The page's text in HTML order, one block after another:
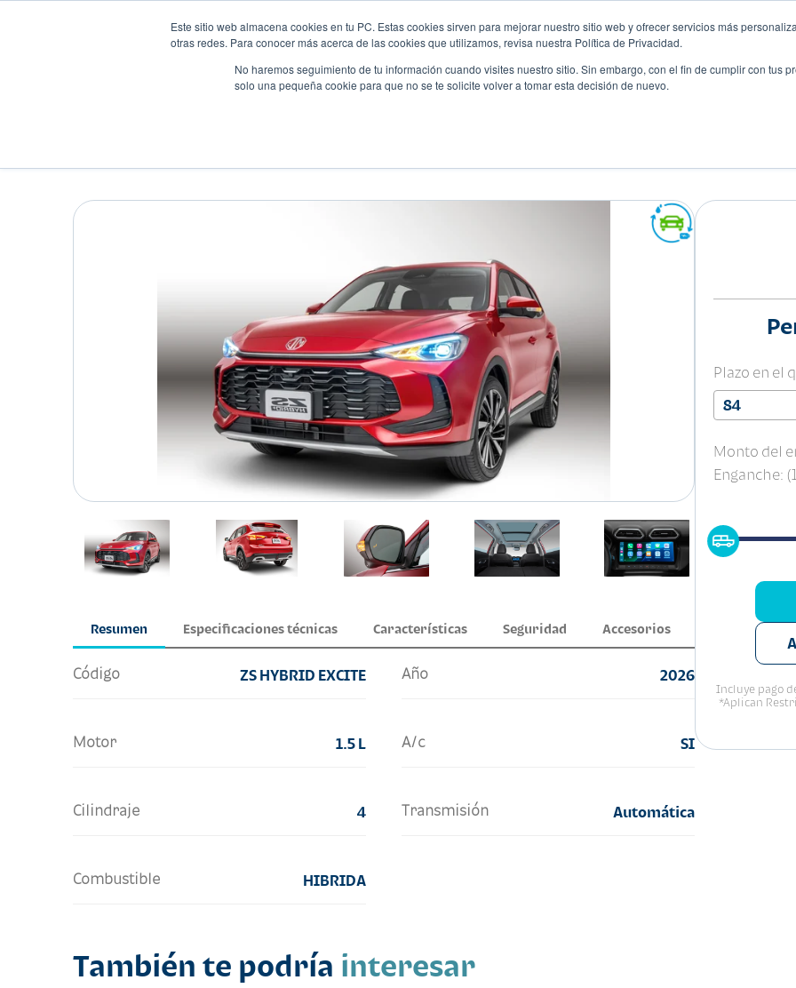
Este sitio web almacena cookies en tu PC. Estas cookies sirven para mejorar nuestro sitio web y ofrecer servicios más
otras redes. Para conocer más acerca de las cookies que utilizamos, revisa nuestra Política de Privacidad.
No haremos seguimiento de tu información cuando visites nuestro sitio. Sin embargo, con el fin de cumplir con tus
solo una pequeña cookie para que no se te solicite volver a tomar esta decisión de nuevo.
Resumen Especificaciones técnicas Características Seguridad Accesorios
Código ZS HYBRID EXCITE Año 2026
Motor 1.5 L A/c SI
Cilindraje 4 Transmisión Automática
Combustible HIBRIDA
Plazo en el
84
Monto del
Enganche:
Incluye pago
*Aplican
También te podría interesar